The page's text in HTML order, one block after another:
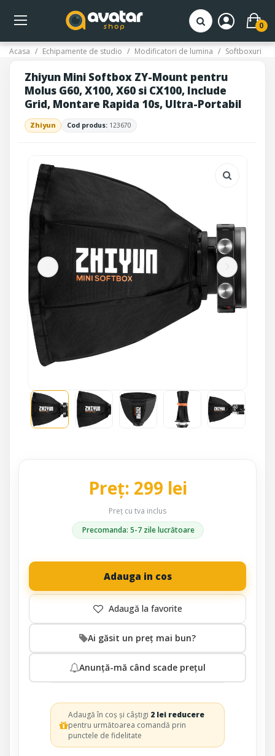
0
Acasa Echipamente de studio Modificatori de lumina Softboxuri
Zhiyun Mini Softbox ZY-Mount pentru
Molus G60, X100, X60 si CX100, Include
Grid, Montare Rapida 10s, Ultra-Portabil
Zhiyun Cod produs: 123670
Preț: 299 lei
Preț cu tva inclus
Precomanda: 5-7 zile lucrătoare
Adauga in cos
Ai găsit un preț mai bun?
Anunță-mă când scade prețul
Adaugă în coș și câștigi 2 lei reducere
pentru următoarea comandă prin
punctele de fidelitate